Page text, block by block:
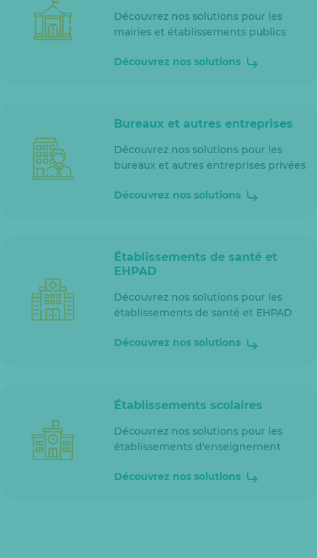
Découvrez nos solutions pour les
mairies et établissements publics
Découvrez nos solutions
Bureaux et autres entreprises
Découvrez nos solutions pour les
bureaux et autres entreprises privées
Découvrez nos solutions
Établissements de santé et
EHPAD
Découvrez nos solutions pour les
établissements de santé et EHPAD
Découvrez nos solutions
Établissements scolaires
Découvrez nos solutions pour les
établissements d'enseignement
Découvrez nos solutions